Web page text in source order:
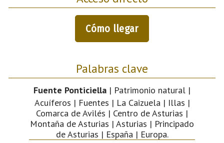
Cómo llegar
Palabras clave
Fuente Ponticiella | Patrimonio natural |
Acuíferos | Fuentes | La Caizuela | Illas |
Comarca de Avilés | Centro de Asturias |
Montaña de Asturias | Asturias | Principado
de Asturias | España | Europa.